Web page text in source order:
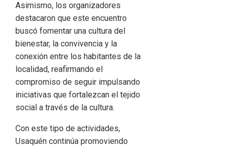
Asimismo, los organizadores
destacaron que este encuentro
buscó fomentar una cultura del
bienestar, la convivencia y la
conexión entre los habitantes de la
localidad, reafirmando el
compromiso de seguir impulsando
iniciativas que fortalezcan el tejido
social a través de la cultura.
Con este tipo de actividades,
Usaquén continúa promoviendo